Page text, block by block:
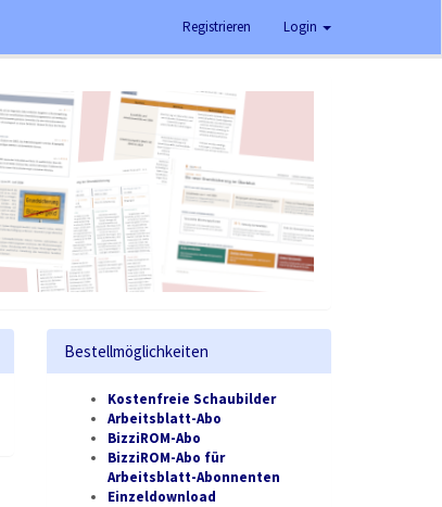
Registrieren Login
Bestellmöglichkeiten
Kostenfreie Schaubilder
Arbeitsblatt-Abo
BizziROM-Abo
BizziROM-Abo für
Arbeitsblatt-Abonnenten
Einzeldownload